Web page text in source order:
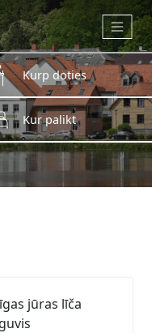
Kurp doties
Kur palikt
jūras līča